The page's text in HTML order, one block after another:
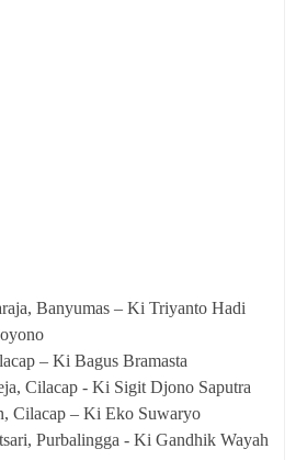
Banyumas – Ki Triyanto Hadi
– Ki Bagus Bramasta
Cilacap - Ki Sigit Djono Saputra
Cilacap – Ki Eko Suwaryo
Purbalingga - Ki Gandhik Wayah